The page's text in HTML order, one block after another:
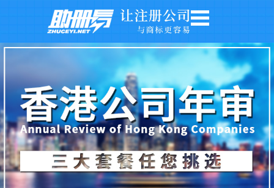
网站首页
公司年审
银行开户
注册商标
记账报税
关于我们
公司风采